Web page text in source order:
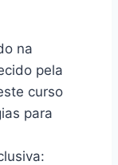
na
pela
curso
para